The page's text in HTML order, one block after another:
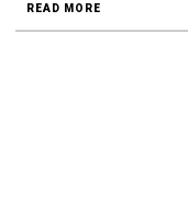
READ MORE